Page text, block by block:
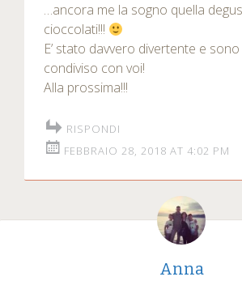
…ancora me la sogno quella
cioccolati!!!
E’ stato davvero divertente e
condiviso con voi!
Alla prossima!!!
RISPONDI
FEBBRAIO 28, 2018 AT 4:02 PM
Anna